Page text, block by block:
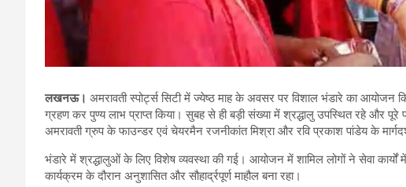
लखनऊ। अमरावती स्पोर्ट्स सिटी में ज्येष्ठ माह के अवसर पर विशाल भंडारे का
ग्रहण कर पुण्य लाभ प्राप्त किया। सुबह से ही बड़ी संख्या में श्रद्धालु उपस्थित रहे और
अमरावती ग्रुप के फाउन्डर एवं चेयरमैन रजनीकांत मिश्रा और रवि प्रकाश पांडेय के
भंडारे में श्रद्धालुओं के लिए विशेष व्यवस्था की गई। आयोजन में शामिल लोगों ने सेवा
कार्यक्रम के दौरान अनुशासित और सौहार्द्रपूर्ण माहौल बना रहा।